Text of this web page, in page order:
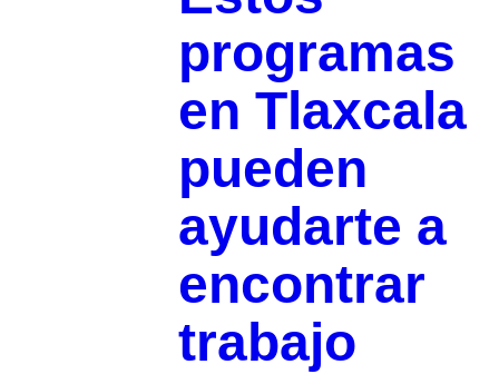
programas
en Tlaxcala
pueden
ayudarte a
encontrar
trabajo